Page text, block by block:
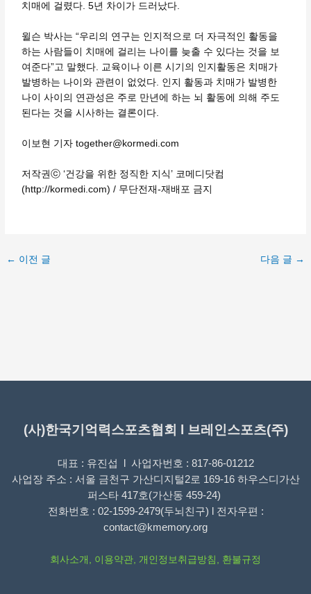
치매에 걸렸다. 5년 차이가 드러났다.
윌슨 박사는 “우리의 연구는 인지적으로 더 자극적인 활동을
하는 사람들이 치매에 걸리는 나이를 늦출 수 있다는 것을 보
여준다”고 말했다. 교육이나 이른 시기의 인지활동은 치매가
발병하는 나이와 관련이 없었다. 인지 활동과 치매가 발병한
나이 사이의 연관성은 주로 만년에 하는 뇌 활동에 의해 주도
된다는 것을 시사하는 결론이다.
이보현 기자 together@kormedi.com
저작권ⓒ ‘건강을 위한 정직한 지식’ 코메디닷컴
(http://kormedi.com) / 무단전재-재배포 금지
← 이전 글 다음 글 →
(사)한국기억력스포츠협회 l 브레인스포츠(주)
대표 : 유진섭 l 사업자번호 : 817-86-01212
사업장 주소 : 서울 금천구 가산디지털2로 169-16 하우스디가산
퍼스타 417호(가산동 459-24)
전화번호 : 02-1599-2479(두뇌친구) l 전자우편 :
contact@kmemory.org
회사소개 이용약관 개인정보취급방침 환불규정